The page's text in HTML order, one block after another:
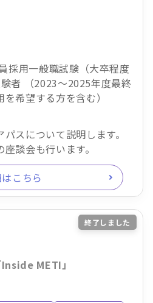
こちら
採用一般職試験（大卒程度
者 （2023～2025年度最終
希望する方を含む）
スについて説明します。
談会も行います。
METI」
終了しました